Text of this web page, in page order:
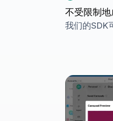
不受限制地
我们的SDK